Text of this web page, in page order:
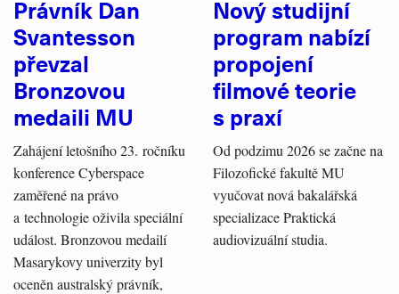
Právník Dan
Svantesson
převzal
Bronzovou
medaili MU
Zahájení letošního 23. ročníku
konference Cyberspace
zaměřené na právo
a technologie oživila speciální
událost. Bronzovou medailí
Masarykovy univerzity byl
oceněn australský právník,
Nový studijní
program nabízí
propojení
filmové teorie
s praxí
Od podzimu 2026 se začne na
Filozofické fakultě MU
vyučovat nová bakalářská
specializace Praktická
audiovizuální studia.